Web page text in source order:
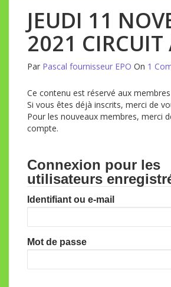
JEUDI 11
2021 CIRCUIT
Par Pascal fournisseur EPO On 1
Ce contenu est réservé aux
Si vous êtes déjà inscrits, merci de
Pour les nouveaux membres, merci
compte.
Connexion pour les
utilisateurs
Identifiant ou e-mail
Mot de passe